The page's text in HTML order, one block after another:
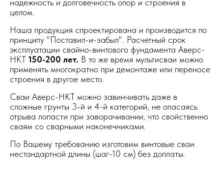
надежность и долговечность опор и строения в
целом.
Наша продукция спроектирована и производится по
принципу "Поставил-и-забыл". Расчетный срок
эксплуатации свайно-винтового фундамента Аверс-
НКТ 150-200 лет. В то же время мультисваи можно
применять многократно при демонтаже или переносе
строения в другое место.
Сваи Аверс-НКТ можно завинчивать даже в
сложные грунты 3-й и 4-й категорий, не опасаясь
отрыва лопасти при заворачивании, что свойственно
сваям со сварными наконечниками.
По Вашему требованию изготовим винтовые сваи
нестандартной длины (шаг-10 см) без доплаты.